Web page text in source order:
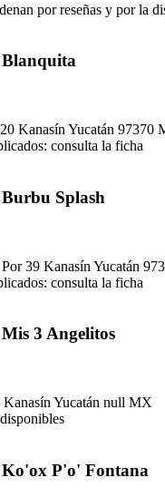
por reseñas y por la
Kanasín Yucatán 97370
consulta la ficha
Splash
39 Kanasín Yucatán
consulta la ficha
3 Angelitos
Yucatán null MX
P'o' Fontana